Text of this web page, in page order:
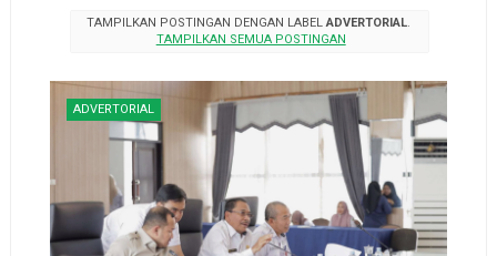
TAMPILKAN POSTINGAN DENGAN LABEL ADVERTORIAL.
TAMPILKAN SEMUA POSTINGAN
ADVERTORIAL